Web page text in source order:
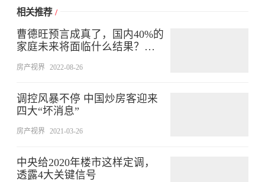
相关推荐 /
曹德旺预言成真了，国内40%的
家庭未来将面临什么结果？很
房产视界 2022-08-26
调控风暴不停 中国炒房客迎来
四大“坏消息”
房产视界 2021-03-26
中央给2020年楼市这样定调，
透露4大关键信号